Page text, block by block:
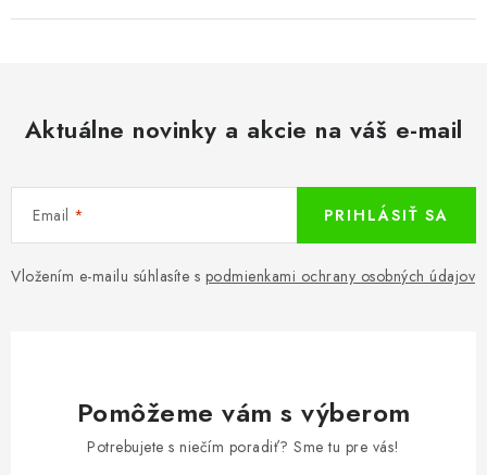
Aktuálne novinky a akcie na váš e-mail
Email
Vložením e-mailu súhlasíte s podmienkami ochrany osobných údajov
PRIHLÁSIŤ SA
Pomôžeme vám s výberom
Potrebujete s niečím poradiť? Sme tu pre vás!